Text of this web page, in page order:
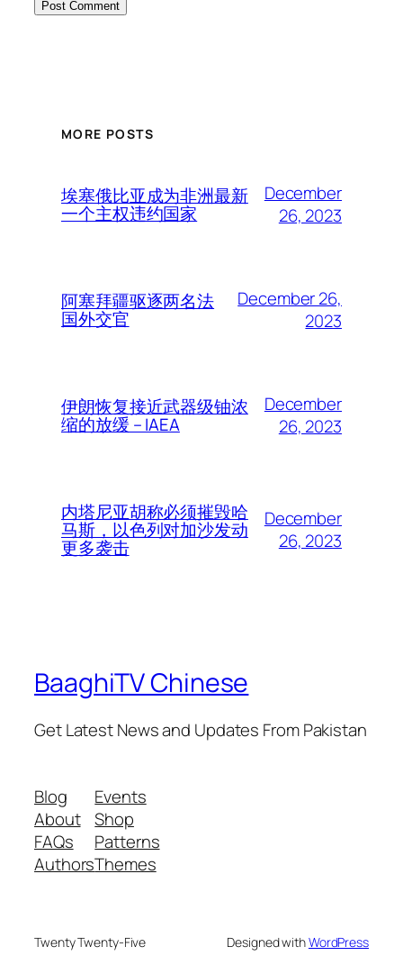
MORE POSTS
埃塞俄比亚成为非洲最新
一个主权违约国家
December
26, 2023
阿塞拜疆驱逐两名法
国外交官
December 26,
2023
伊朗恢复接近武器级铀浓
缩的放缓 – IAEA
December
26, 2023
内塔尼亚胡称必须摧毁哈
马斯，以色列对加沙发动
更多袭击
December
26, 2023
BaaghiTV Chinese
Get Latest News and Updates From Pakistan
Blog
About
FAQs
Authors
Events
Shop
Patterns
Themes
Twenty Twenty-Five Designed withWordPress